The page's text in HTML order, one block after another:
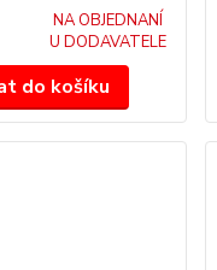
NA OBJEDNANÍ
U DODAVATELE
do košíku